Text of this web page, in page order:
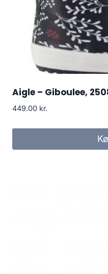
Aigle – Giboulee,
449.00 kr.